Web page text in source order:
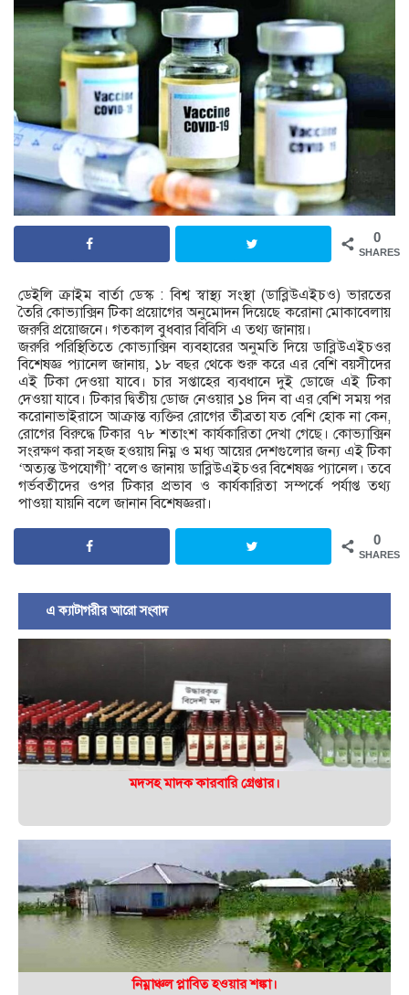
0
SHARES
ডেইলি ক্রাইম বার্তা ডেস্ক : বিশ্ব স্বাস্থ্য সংস্থা (ডাব্লিউএইচও) ভারতের
তৈরি কোভ্যাক্সিন টিকা প্রয়োগের অনুমোদন দিয়েছে করোনা মোকাবেলায়
জরুরি প্রয়োজনে। গতকাল বুধবার বিবিসি এ তথ্য জানায়।
জরুরি পরিস্থিতিতে কোভ্যাক্সিন ব্যবহারের অনুমতি দিয়ে ডাব্লিউএইচওর
বিশেষজ্ঞ প্যানেল জানায়, ১৮ বছর থেকে শুরু করে এর বেশি বয়সীদের
এই টিকা দেওয়া যাবে। চার সপ্তাহের ব্যবধানে দুই ডোজে এই টিকা
দেওয়া যাবে। টিকার দ্বিতীয় ডোজ নেওয়ার ১৪ দিন বা এর বেশি সময় পর
করোনাভাইরাসে আক্রান্ত ব্যক্তির রোগের তীব্রতা যত বেশি হোক না কেন,
রোগের বিরুদ্ধে টিকার ৭৮ শতাংশ কার্যকারিতা দেখা গেছে। কোভ্যাক্সিন
সংরক্ষণ করা সহজ হওয়ায় নিম্ন ও মধ্য আয়ের দেশগুলোর জন্য এই টিকা
‘অত্যন্ত উপযোগী’ বলেও জানায় ডাব্লিউএইচওর বিশেষজ্ঞ প্যানেল। তবে
গর্ভবতীদের ওপর টিকার প্রভাব ও কার্যকারিতা সম্পর্কে পর্যাপ্ত তথ্য
পাওয়া যায়নি বলে জানান বিশেষজ্ঞরা।
0
SHARES
এ ক্যাটাগরীর আরো সংবাদ
মদসহ মাদক কারবারি গ্রেপ্তার।
নিম্নাঞ্চল প্লাবিত হওয়ার শঙ্কা।